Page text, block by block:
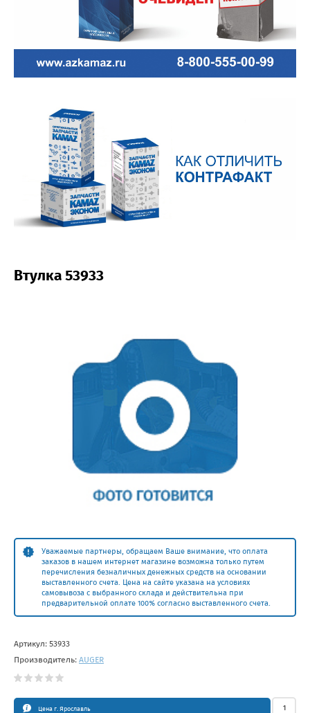
Втулка 53933
Уважаемые партнеры, обращаем Ваше внимание, что оплата
заказов в нашем интернет магазине возможна только путем
перечисления безналичных денежных средств на основании
выставленного счета. Цена на сайте указана на условиях
самовывоза с выбранного склада и действительна при
предварительной оплате 100% согласно выставленного счета.
Артикул: 53933
Производитель: AUGER
Цена г. Ярославль